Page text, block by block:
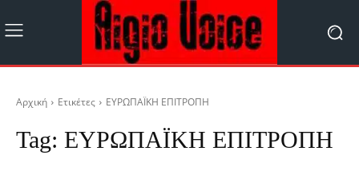
Αρχική Ετικέτες ΕΥΡΩΠΑΪΚΗ ΕΠΙΤΡΟΠΗ
Tag: ΕΥΡΩΠΑΪΚΗ ΕΠΙΤΡΟΠΗ